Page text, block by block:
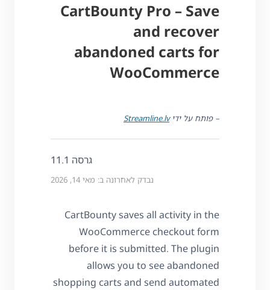
CartBounty Pro – Save
and recover
abandoned carts for
WooCommerce
– פותח על ידיStreamline.lv
גרסה 11.1
נבדק לאחרונה ב: מאי 14, 2026
CartBounty saves all activity in the
WooCommerce checkout form
before it is submitted. The plugin
allows you to see abandoned
shopping carts and send automated